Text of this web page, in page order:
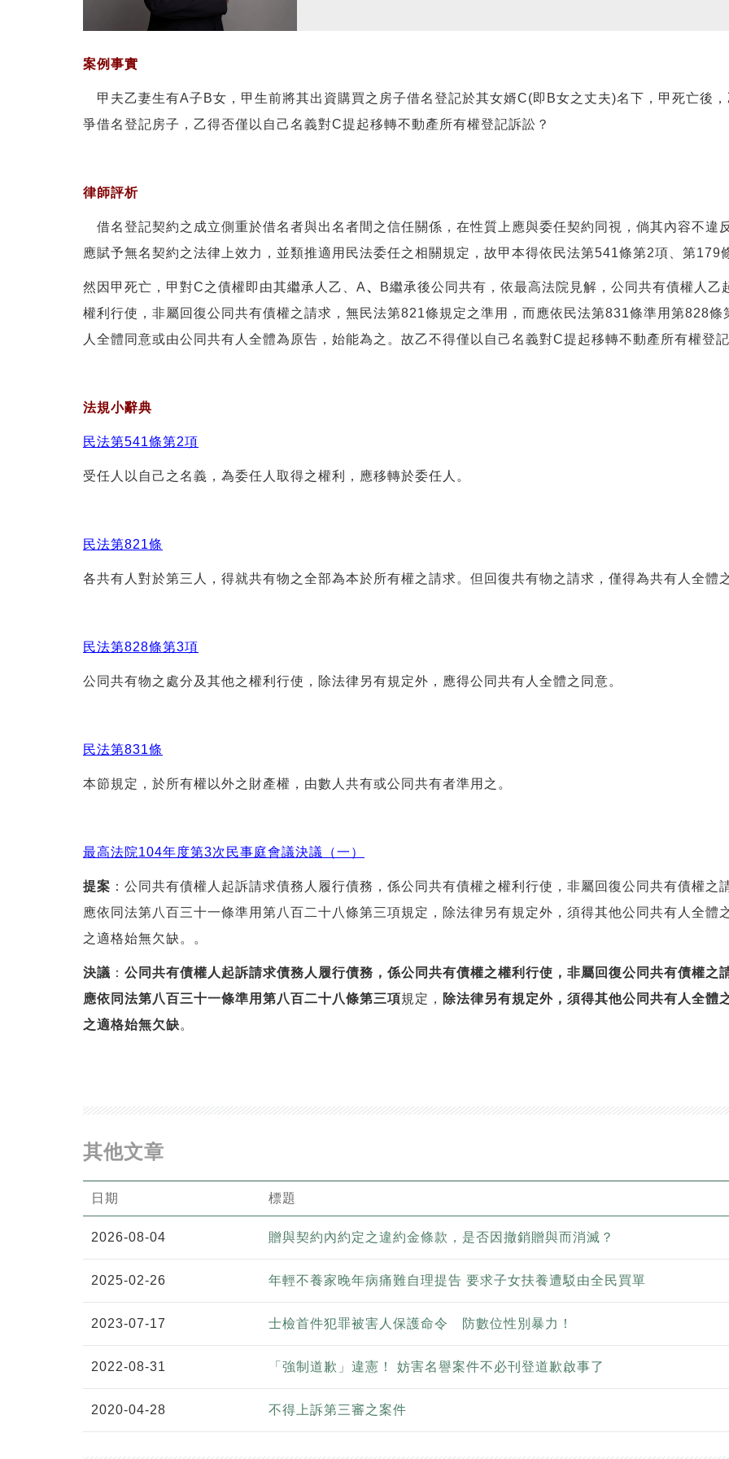
案例事實
甲夫乙妻生有A子B女，甲生前將其出資購買之房子借名登記於其女婿C(即B女之丈夫)名下，甲死亡後
爭借名登記房子，乙得否僅以自己名義對C提起移轉不動產所有權登記訴訟？
律師評析
借名登記契約之成立側重於借名者與出名者間之信任關係，在性質上應與委任契約同視，倘其內容不違
應賦予無名契約之法律上效力，並類推適用民法委任之相關規定，故甲本得依民法第541條第2項、第179
然因甲死亡，甲對C之債權即由其繼承人乙、A、
B繼承後公同共有，依最高法院見解，公同共有債權人
權利行使，非屬回復公同共有債權之請求，無民法第821條規定之準用，而應依民法第831條準用第828
人全體同意或由公同共有人全體為原告，始能為之。故乙不得僅以自己名義對C提起移轉不動產所有權登記
法規小辭典
民法第541條第2項
受任人以自己之名義，為委任人取得之權利，應移轉於委任人。
民法第821條
各共有人對於第三人，得就共有物之全部為本於所有權之請求。但回復共有物之請求，僅得為共有人全體
民法第828條第3項
公同共有物之處分及其他之權利行使，除法律另有規定外，應得公同共有人全體之同意。
民法第831條
本節規定，於所有權以外之財產權，由數人共有或公同共有者準用之。
最高法院104年度第3次民事庭會議決議（一）
提案 ：公同共有債權人起訴請求債務人履行債務，係公同共有債權之權利行使，非屬回復公同共有債權
應依同法第八百三十一條準用第八百二十八條第三項規定，除法律另有規定外，須得其他公同共有人全體
之適格始無欠缺。。
決議 ： 公同共有債權人起訴請求債務人履行債務，係公同共有債權之權利行使，非屬回復公同共有債權之
應依同法第八百三十一條準用第八百二十八條第三項規定， 除法律另有規定外，須得其他公同共有人全體
之適格始無欠缺。
其他文章
日期 標題
2026-08-04 贈與契約內約定之違約金條款，是否因撤銷贈與而消滅？
2025-02-26 年輕不養家晚年病痛難自理提告 要求子女扶養遭駁由全民買單
2023-07-17 士檢首件犯罪被害人保護命令 防數位性別暴力！
2022-08-31 「強制道歉」違憲！ 妨害名譽案件不必刊登道歉啟事了
2020-04-28 不得上訴第三審之案件